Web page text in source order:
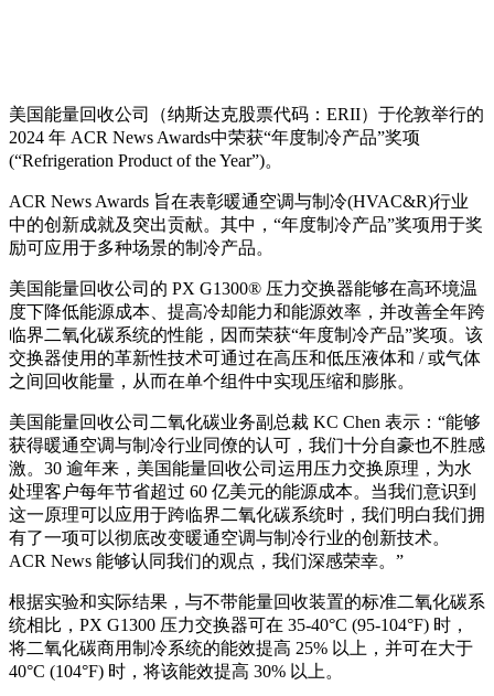
美国能量回收公司（纳斯达克股票代码：ERII）于伦敦举行的
2024 年 ACR News Awards中荣获“年度制冷产品”奖项
(“Refrigeration Product of the Year”)。
ACR News Awards 旨在表彰暖通空调与制冷(HVAC&R)行业
中的创新成就及突出贡献。其中，“年度制冷产品”奖项用于奖
励可应用于多种场景的制冷产品。
美国能量回收公司的 PX G1300® 压力交换器能够在高环境温
度下降低能源成本、提高冷却能力和能源效率，并改善全年跨
临界二氧化碳系统的性能，因而荣获“年度制冷产品”奖项。该
交换器使用的革新性技术可通过在高压和低压液体和 / 或气体
之间回收能量，从而在单个组件中实现压缩和膨胀。
美国能量回收公司二氧化碳业务副总裁 KC Chen 表示：“能够
获得暖通空调与制冷行业同僚的认可，我们十分自豪也不胜感
激。30 逾年来，美国能量回收公司运用压力交换原理，为水
处理客户每年节省超过 60 亿美元的能源成本。当我们意识到
这一原理可以应用于跨临界二氧化碳系统时，我们明白我们拥
有了一项可以彻底改变暖通空调与制冷行业的创新技术。
ACR News 能够认同我们的观点，我们深感荣幸。”
根据实验和实际结果，与不带能量回收装置的标准二氧化碳系
统相比，PX G1300 压力交换器可在 35-40°C (95-104°F) 时，
将二氧化碳商用制冷系统的能效提高 25% 以上，并可在大于
40°C (104°F) 时，将该能效提高 30% 以上。